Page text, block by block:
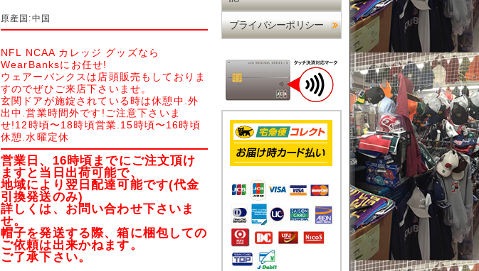
原産国:中国
NFL NCAA カレッジ グッズなら
WearBanksにお任せ!
ウェアーバンクスは店頭販売もしておりま
すのでぜひご来店下さいませ。
玄関ドアが施錠されている時は休憩中.外
出中.営業時間外です!ご注意下さいま
せ!12時頃〜18時頃営業.15時頃〜16時頃
休憩.水曜定休
営業日、16時頃までにご注文頂け
ますと当日出荷可能で、
地域により翌日配達可能です(代金
引換発送のみ)
詳しくは、お問い合わせ下さいま
せ。
帽子を発送する際、箱に梱包しての
ご依頼は出来かねます。
ご了承下さい。
プライバシーポリシー